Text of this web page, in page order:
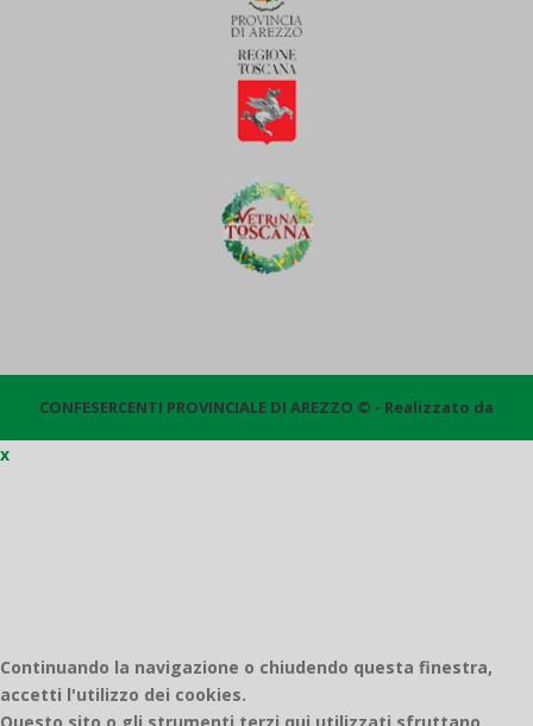
CONFESERCENTI PROVINCIALE DI AREZZO © - Realizzato da
x
Continuando la navigazione o chiudendo questa finestra,
accetti l'utilizzo dei cookies.